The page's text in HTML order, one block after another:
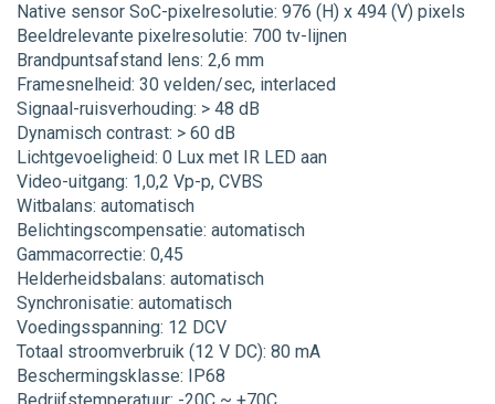
Native sensor SoC-pixelresolutie: 976 (H) x 494 (V) pixels
Beeldrelevante pixelresolutie: 700 tv-lijnen
Brandpuntsafstand lens: 2,6 mm
Framesnelheid: 30 velden/sec, interlaced
Signaal-ruisverhouding: > 48 dB
Dynamisch contrast: > 60 dB
Lichtgevoeligheid: 0 Lux met IR LED aan
Video-uitgang: 1,0,2 Vp-p, CVBS
Witbalans: automatisch
Belichtingscompensatie: automatisch
Gammacorrectie: 0,45
Helderheidsbalans: automatisch
Synchronisatie: automatisch
Voedingsspanning: 12 DCV
Totaal stroomverbruik (12 V DC): 80 mA
Beschermingsklasse: IP68